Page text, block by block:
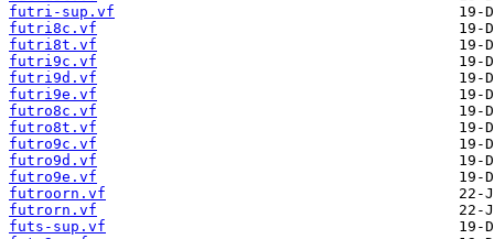
futri-sup.vf
futri8c.vf
futri8t.vf
futri9c.vf
futri9d.vf
futri9e.vf
futro8c.vf
futro8t.vf
futro9c.vf
futro9d.vf
futro9e.vf
futroorn.vf
futrorn.vf
futs-sup.vf